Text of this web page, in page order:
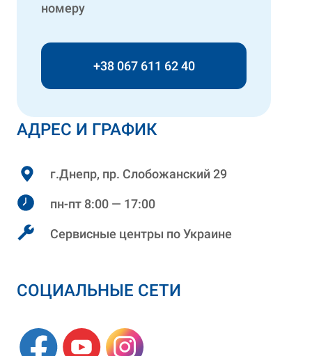
АДРЕС И ГРАФИК
г.Днепр, пр. Слобожанский 29
пн-пт 8:00 — 17:00
Сервисные центры по Украине
СОЦИАЛЬНЫЕ СЕТИ
номеру
+38 067 611 62 40